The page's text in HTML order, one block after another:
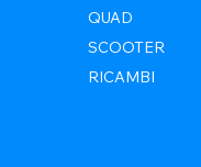
QUAD
SCOOTER
RICAMBI